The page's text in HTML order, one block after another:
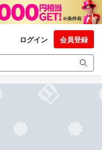
ログイン 会員登録